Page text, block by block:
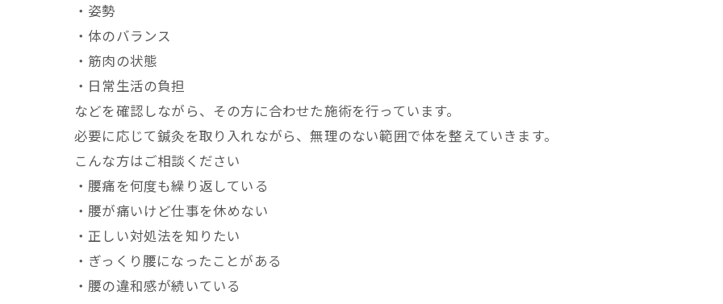
・姿勢
・体のバランス
・筋肉の状態
・日常生活の負担
などを確認しながら、その方に合わせた施術を行っています。
必要に応じて鍼灸を取り入れながら、無理のない範囲で体を整えていきます。
こんな方はご相談ください
・腰痛を何度も繰り返している
・腰が痛いけど仕事を休めない
・正しい対処法を知りたい
・ぎっくり腰になったことがある
・腰の違和感が続いている